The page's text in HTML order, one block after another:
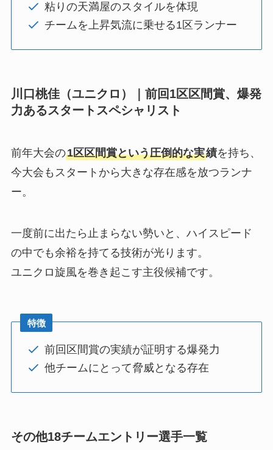
粘りの天満屋のスタイルを体現
チームを上昇気流に乗せる1区ランナー
川口桃佳（ユニクロ）｜前回1区区間賞、爆発
力あるスタートスペシャリスト
前年大会の1区区間賞という圧倒的な実績を持ち、
今大会もスタートから大きな存在感を放つランナ
ー。
一度前に出たら止まらない勢いと、ハイスピード
の中でも余裕を持てる技術が光ります。
ユニクロ旋風を巻き起こす主役候補です。
特徴
前回区間賞の実績が証明する爆発力
他チームにとって脅威となる存在
その他18チームエントリー選手一覧